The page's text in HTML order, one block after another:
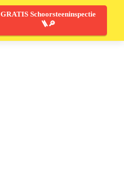
GRATIS Schoorsteeninspectie
🪜🔎